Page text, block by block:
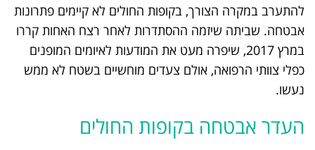
להתערב במקרה הצורך, בקופות החולים לא קיימים פתרונות
אבטחה. שביתה שיזמה ההסתדרות לאחר רצח האחות קררו
במרץ 2017, שיפרה מעט את המודעות לאיומים המופנים
כפלי צוותי הרפואה, אולם צעדים מוחשיים בשטח לא ממש
נעשו.
העדר אבטחה בקופות החולים